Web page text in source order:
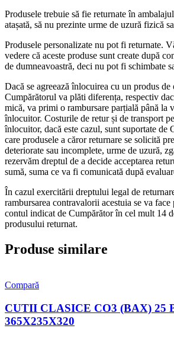
Produsele trebuie să fie returnate în
atașată, să nu prezinte urme de uzură fizică
Produsele personalizate nu pot fi returnate.
vedere că aceste produse sunt create după
de dumneavoastră, deci nu pot fi schimbate
Dacă se agreează înlocuirea cu un produs de
Cumpărătorul va plăti diferența, respectiv
mică, va primi o rambursare parțială până la
înlocuitor. Costurile de retur și de transport
înlocuitor, dacă este cazul, sunt suportate de
care produsele a căror returnare se solicită
deteriorate sau incomplete, urme de uzură,
rezervăm dreptul de a decide acceptarea
sumă, suma ce va fi comunicată după
În cazul exercitării dreptului legal de
rambursarea contravalorii acestuia se va
contul indicat de Cumpărător în cel mult 14
produsului returnat.
Produse similare
Compară
CUTII CLASICE CO3 (BAX) 25
365X235X320